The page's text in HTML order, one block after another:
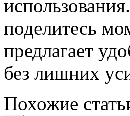
поделитесь
предлагает
без лишних
Похожие